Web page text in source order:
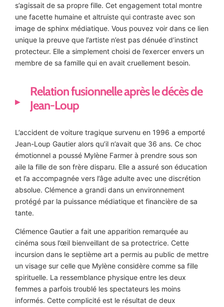
s’agissait de sa propre fille. Cet engagement total montre
une facette humaine et altruiste qui contraste avec son
image de sphinx médiatique. Vous pouvez voir dans ce lien
unique la preuve que l’artiste n’est pas dénuée d’instinct
protecteur. Elle a simplement choisi de l’exercer envers un
membre de sa famille qui en avait cruellement besoin.
Relation fusionnelle après le décès de
Jean-Loup
L’accident de voiture tragique survenu en 1996 a emporté
Jean-Loup Gautier alors qu’il n’avait que 36 ans. Ce choc
émotionnel a poussé Mylène Farmer à prendre sous son
aile la fille de son frère disparu. Elle a assuré son éducation
et l’a accompagnée vers l’âge adulte avec une discrétion
absolue. Clémence a grandi dans un environnement
protégé par la puissance médiatique et financière de sa
tante.
Clémence Gautier a fait une apparition remarquée au
cinéma sous l’œil bienveillant de sa protectrice. Cette
incursion dans le septième art a permis au public de mettre
un visage sur celle que Mylène considère comme sa fille
spirituelle. La ressemblance physique entre les deux
femmes a parfois troublé les spectateurs les moins
informés. Cette complicité est le résultat de deux